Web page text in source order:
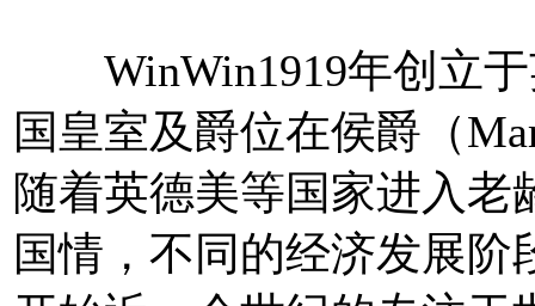
WinWin1919年创立于
国皇室及爵位在侯爵（
随着英德美等国家进入老
国情，不同的经济发展